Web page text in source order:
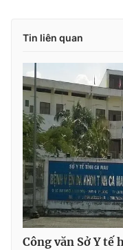
Tin liên quan
Công văn Sở Y tế